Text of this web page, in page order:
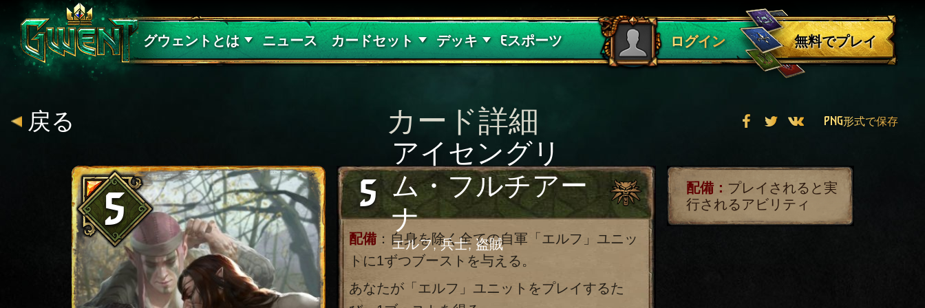
グウェントとは
サポート
ニュース カードセット
紅き血の呪縛
デッキ
デッキガイド
Eスポーツ ログイン
ログアウト
無料でプレイ
戻る カード詳細 PNG形式で保存
5 5
アイセングリ
ム・フルチアー
ナ
エルフ, 兵士, 盗賊
配備：自身を除く全ての自軍「エルフ」ユニッ
トに1ずつブーストを与える。
あなたが「エルフ」ユニットをプレイするた
配備： プレイされると実
行されるアビリティ